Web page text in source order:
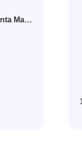
Dendam Kesumat Untuk Cinta Matiku